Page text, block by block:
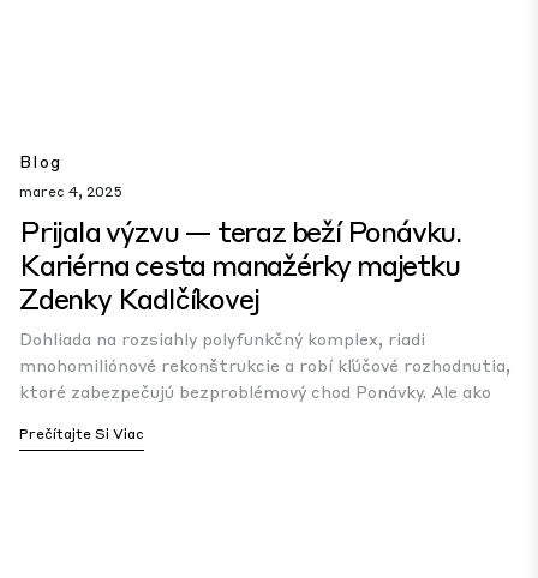
Blog
marec 4, 2025
Prijala výzvu — teraz beží Ponávku.
Kariérna cesta manažérky majetku
Zdenky Kadlčíkovej
Dohliada na rozsiahly polyfunkčný komplex, riadi
mnohomiliónové rekonštrukcie a robí kľúčové rozhodnutia,
ktoré zabezpečujú bezproblémový chod Ponávky. Ale ako
Prečítajte Si Viac